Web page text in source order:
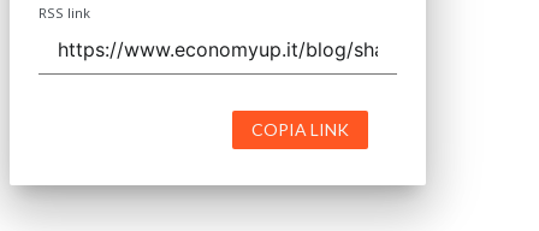
RSS link
COPIA LINK